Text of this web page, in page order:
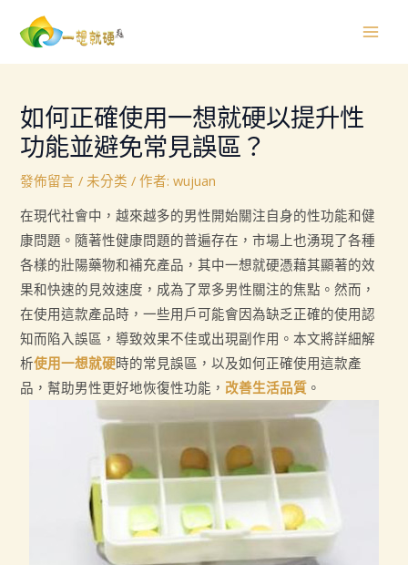
主
如何正確使用一想就硬以提升性
功能並避免常見誤區？
發佈留言 / 未分类 / 作者:wujuan
在現代社會中，越來越多的男性開始關注自身的性功能和健
康問題。隨著性健康問題的普遍存在，市場上也湧現了各種
各樣的壯陽藥物和補充產品，其中一想就硬憑藉其顯著的效
果和快速的見效速度，成為了眾多男性關注的焦點。然而，
在使用這款產品時，一些用戶可能會因為缺乏正確的使用認
知而陷入誤區，導致效果不佳或出現副作用。本文將詳細解
析使用一想就硬時的常見誤區，以及如何正確使用這款產
品，幫助男性更好地恢復性功能， 改善生活品質 。
navigation